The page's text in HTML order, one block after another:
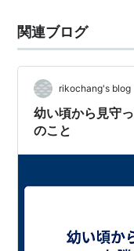
関連ブログ
rikochang's blog
幼い頃から見守
のこと